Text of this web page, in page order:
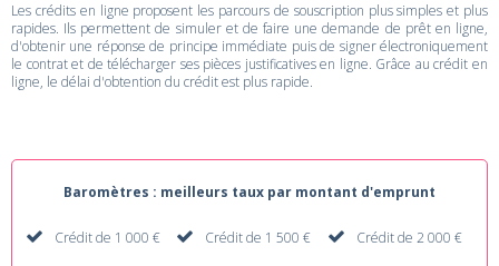
Les crédits en ligne proposent les parcours de souscription plus simples et plus
rapides. Ils permettent de simuler et de faire une demande de prêt en ligne,
d'obtenir une réponse de principe immédiate puis de signer électroniquement
le contrat et de télécharger ses pièces justificatives en ligne. Grâce au crédit en
ligne, le délai d'obtention du crédit est plus rapide.
Baromètres : meilleurs taux par montant d'emprunt
Crédit de 1 000 € Crédit de 1 500 € Crédit de 2 000 €